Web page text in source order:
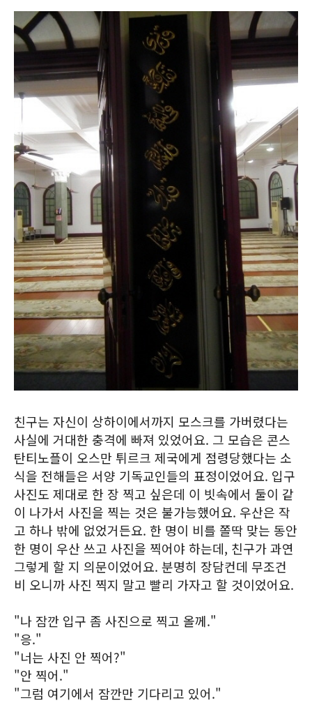
친구는 자신이 상하이에서까지 모스크를 가버렸다는
사실에 거대한 충격에 빠져 있었어요. 그 모습은 콘스
탄티노플이 오스만 튀르크 제국에게 점령당했다는 소
식을 전해들은 서양 기독교인들의 표정이었어요. 입구
사진도 제대로 한 장 찍고 싶은데 이 빗속에서 둘이 같
이 나가서 사진을 찍는 것은 불가능했어요. 우산은 작
고 하나 밖에 없었거든요. 한 명이 비를 쫄딱 맞는 동안
한 명이 우산 쓰고 사진을 찍어야 하는데, 친구가 과연
그렇게 할 지 의문이었어요. 분명히 장담컨데 무조건
비 오니까 사진 찍지 말고 빨리 가자고 할 것이었어요.
"나 잠깐 입구 좀 사진으로 찍고 올께."
"응."
"너는 사진 안 찍어?"
"안 찍어."
"그럼 여기에서 잠깐만 기다리고 있어."